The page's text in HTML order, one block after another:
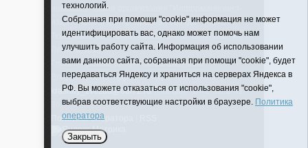
некоммерческая организация "Информационно-
издательский центр "Красная звезда"" (627570,
Тюменская обл., Викуловский р-н, с. Викулово, ул.
Ленина, д. 5).
Главный редактор Антюхова Светлана
Владимировна. Адрес электронной почты:
krasnay_zvezda@obl72.ruТелефон: 2-42-32; 2-41-
36.
Политика оператора
технологий.
Собранная при помощи "cookie" информация не может
идентифицировать вас, однако может помочь нам
улучшить работу сайта. Информация об использовании
вами данного сайта, собранная при помощи "cookie", будет
передаваться Яндексу и храниться на серверах Яндекса в
РФ. Вы можете отказаться от использования "cookie",
выбрав соответствующие настройки в браузере. Политика
оператора
Закрыть